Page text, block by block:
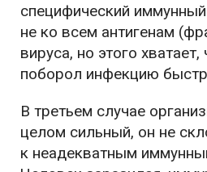
специфический
не ко всем антигенам
вируса, но этого
поборол инфекцию
В третьем случае
целом сильный, он не
к неадекватным